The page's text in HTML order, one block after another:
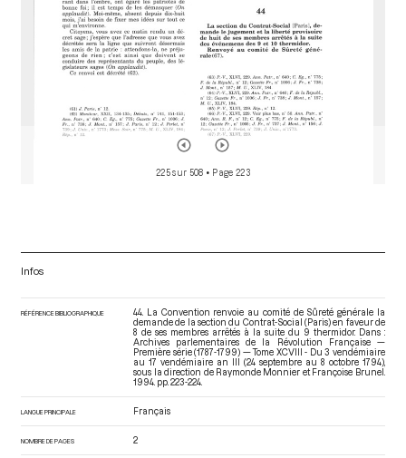
225 sur 508 • Page 223
Infos
RÉFÉRENCE BIBLIOGRAPHIQUE
44. La Convention renvoie au comité de Sûreté générale la
demande de la section du Contrat-Social (Paris) en faveur de
8 de ses membres arrêtés à la suite du 9 thermidor. Dans :
Archives parlementaires de la Révolution Française —
Première série (1787-1799) — Tome XCVIII - Du 3 vendémiaire
au 17 vendémiaire an III (24 septembre au 8 octobre 1794),
sous la direction de Raymonde Monnier et Françoise Brunel.
1994. pp. 223-224.
LANGUE PRINCIPALE Français
NOMBRE DE PAGES 2